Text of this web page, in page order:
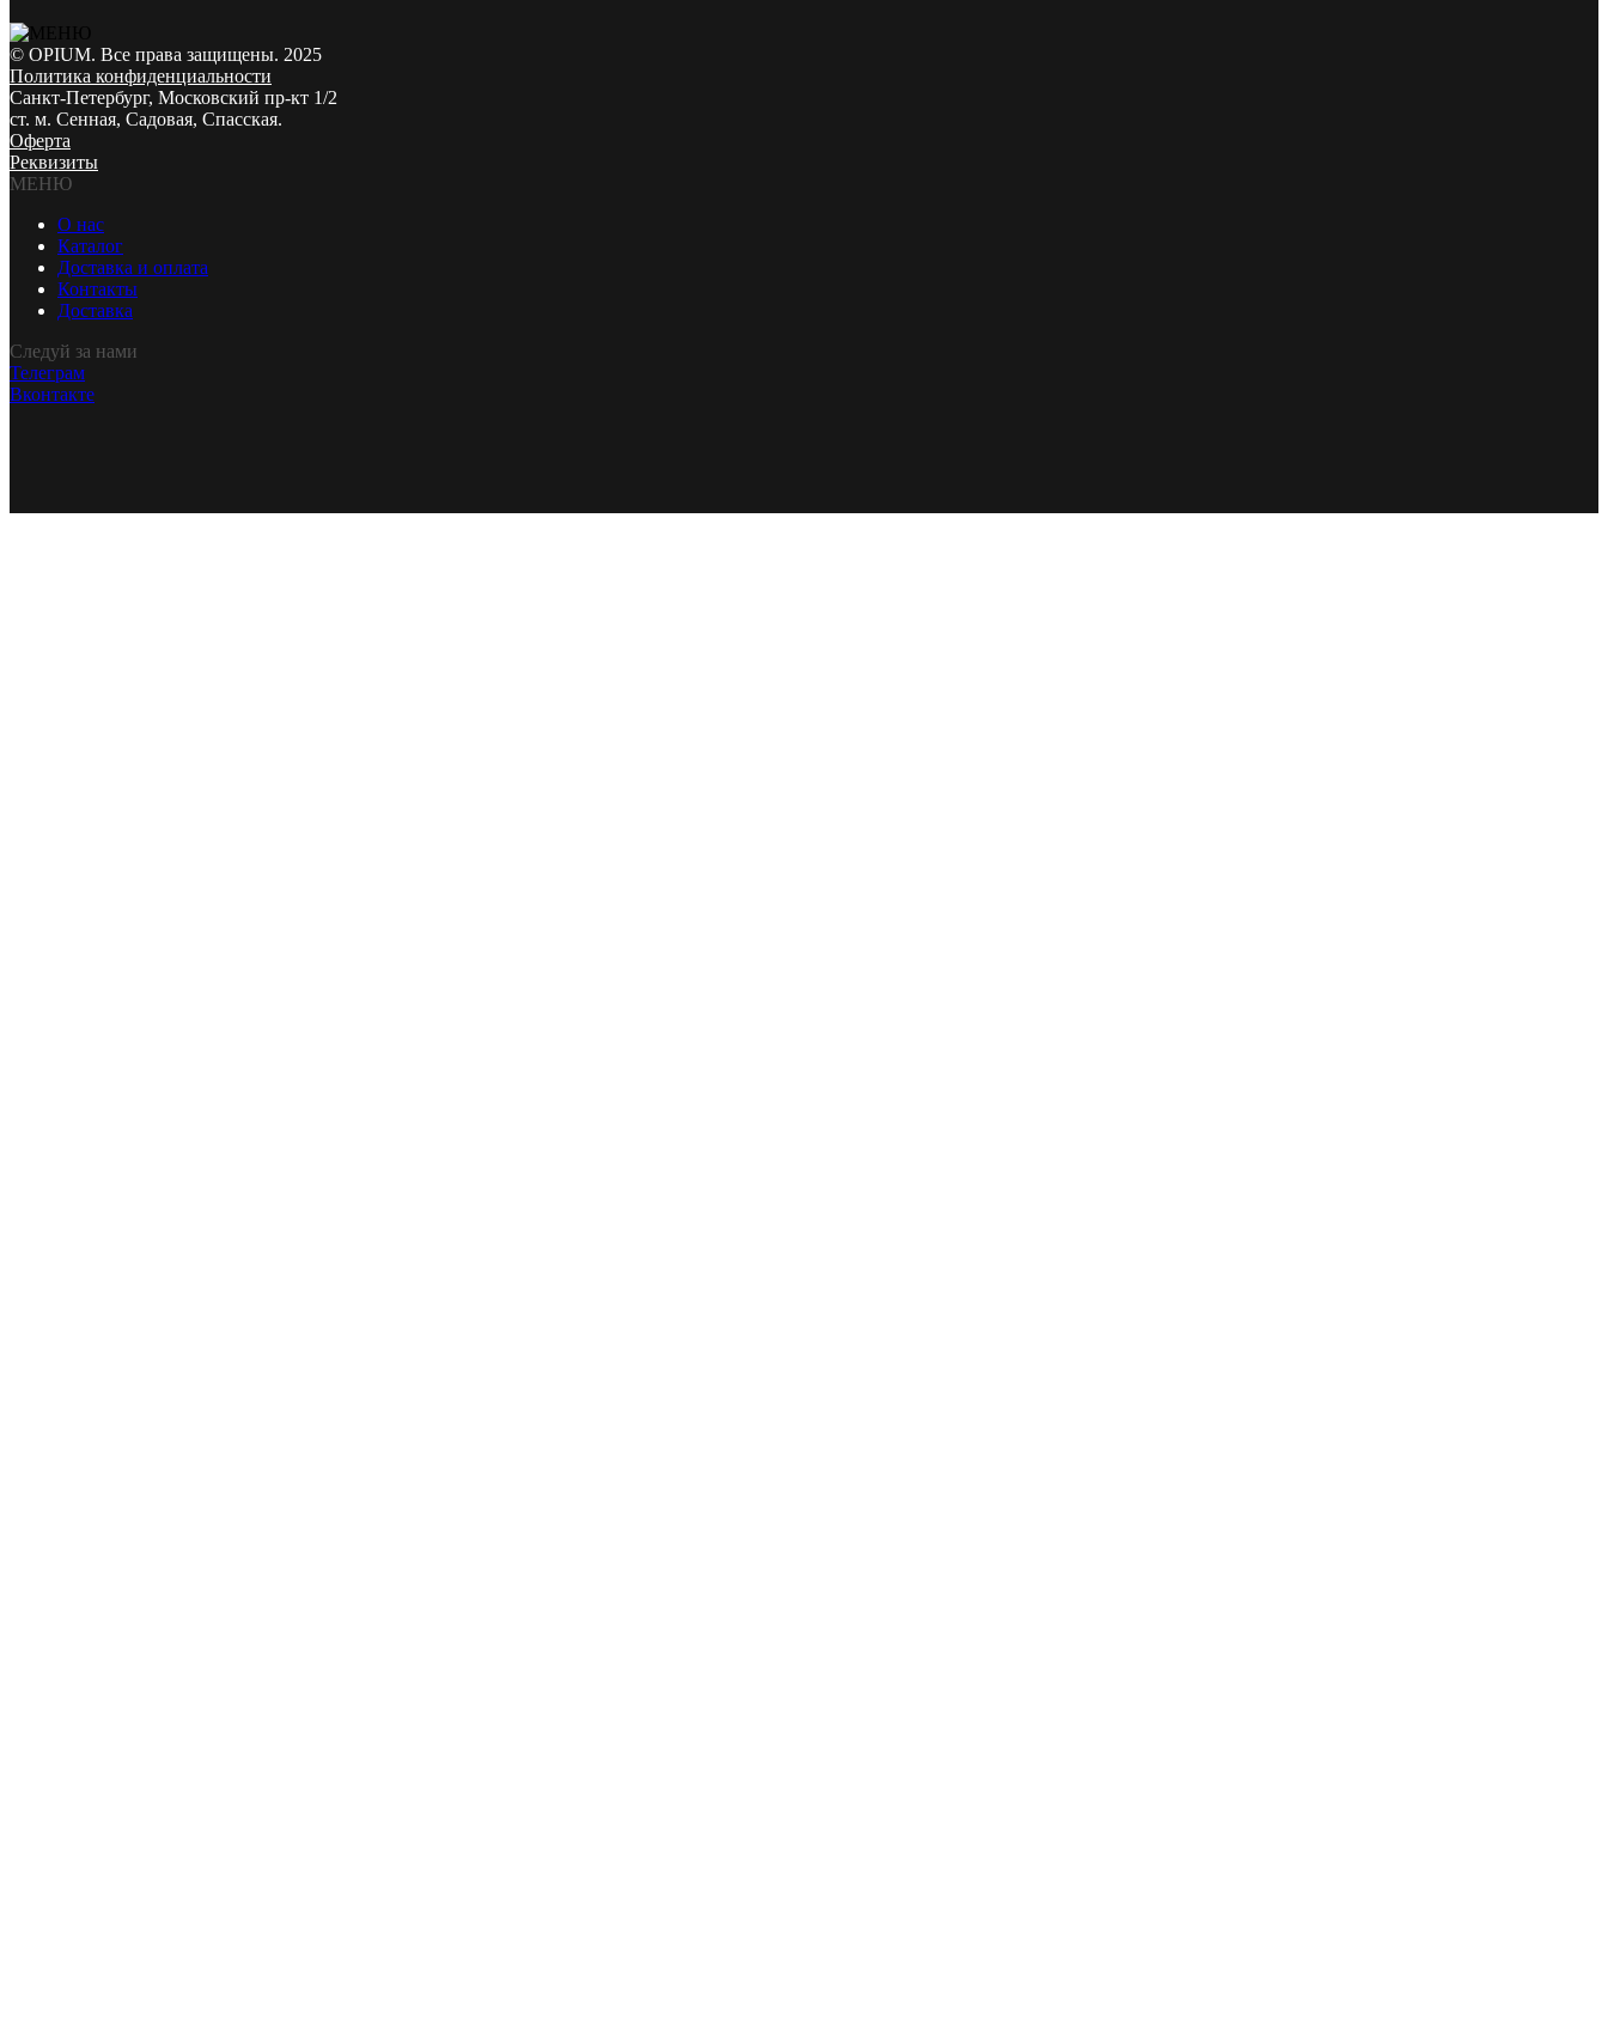
© OPIUM. Все права защищены. 2025
Политика конфиденциальности
Санкт-Петербург, Московский пр-кт 1/2
ст. м. Сенная, Садовая, Спасская.
Оферта
Реквизиты
МЕНЮ
О нас
Каталог
Доставка и оплата
Контакты
Доставка
Следуй за нами
Телеграм
Вконтакте